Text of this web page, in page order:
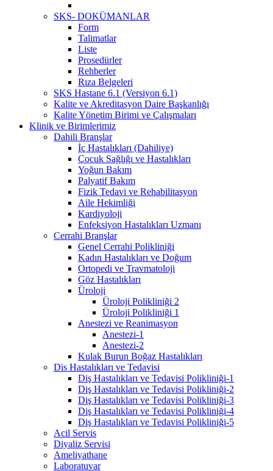
SKS- DOKÜMANLAR
Form
Talimatlar
Liste
Prosedürler
Rehberler
Rıza Belgeleri
SKS Hastane 6.1 (Versiyon 6.1)
Kalite ve Akreditasyon Daire Başkanlığı
Kalite Yönetim Birimi ve Çalışmaları
Klinik ve Birimlerimiz
Dahili Branşlar
İç Hastalıkları (Dahiliye)
Çocuk Sağlığı ve Hastalıkları
Yoğun Bakım
Palyatif Bakım
Fizik Tedavi ve Rehabilitasyon
Aile Hekimliği
Kardiyoloji
Enfeksiyon Hastalıkları Uzmanı
Cerrahi Branşlar
Genel Cerrahi Polikliniği
Kadın Hastalıkları ve Doğum
Ortopedi ve Travmatoloji
Göz Hastalıkları
Üroloji
Üroloji Polikliniği 2
Üroloji Polikliniği 1
Anestezi ve Reanimasyon
Anestezi-1
Anestezi-2
Kulak Burun Boğaz Hastalıkları
Dis Hastalıkları ve Tedavisi
Diş Hastalıkları ve Tedavisi Polikliniği-1
Diş Hastalıkları ve Tedavisi Polikliniği-2
Diş Hastalıkları ve Tedavisi Polikliniği-3
Diş Hastalıkları ve Tedavisi Polikliniği-4
Diş Hastalıkları ve Tedavisi Polikliniği-5
Acil Servis
Diyaliz Servisi
Ameliyathane
Laboratuvar